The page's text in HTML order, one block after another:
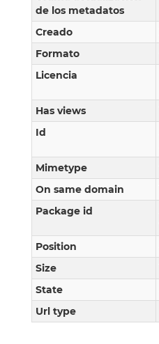
de los metadatos
Creado
Formato
Licencia
Has views
Id
Mimetype
On same domain
Package id
Position
Size
State
Url type